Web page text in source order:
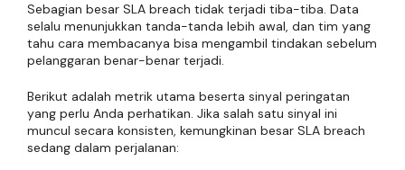
Sebagian besar SLA breach tidak terjadi tiba-tiba. Data
selalu menunjukkan tanda-tanda lebih awal, dan tim yang
tahu cara membacanya bisa mengambil tindakan sebelum
pelanggaran benar-benar terjadi.
Berikut adalah metrik utama beserta sinyal peringatan
yang perlu Anda perhatikan. Jika salah satu sinyal ini
muncul secara konsisten, kemungkinan besar SLA breach
sedang dalam perjalanan: